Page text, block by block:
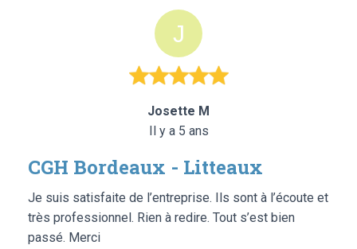
Josette M
Il y a 5 ans
CGH Bordeaux - Litteaux
Je suis satisfaite de l’entreprise. Ils sont à l’écoute et
très professionnel. Rien à redire. Tout s’est bien
passé. Merci